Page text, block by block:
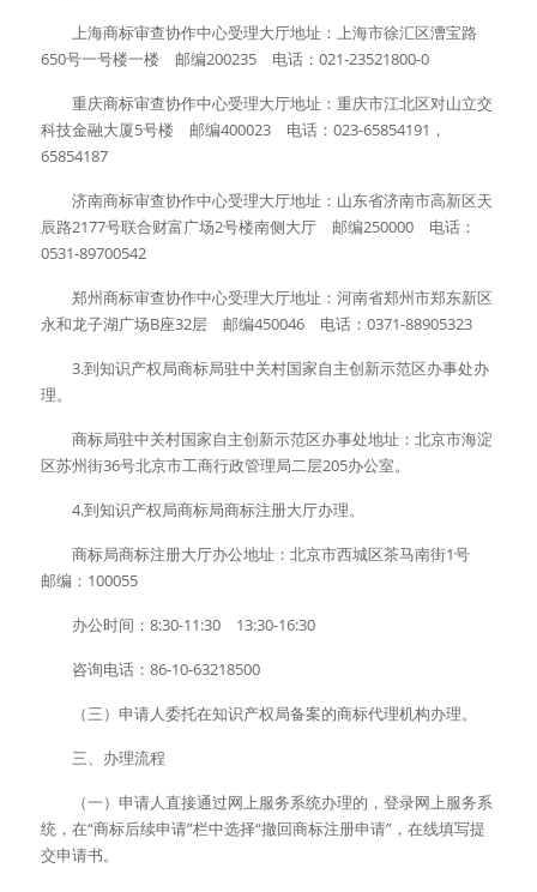
上海商标审查协作中心受理大厅地址：上海市徐汇区漕宝路
650号一号楼一楼　邮编200235　电话：021-23521800-0
重庆商标审查协作中心受理大厅地址：重庆市江北区对山立交
科技金融大厦5号楼　邮编400023　电话：023-65854191，
65854187
济南商标审查协作中心受理大厅地址：山东省济南市高新区天
辰路2177号联合财富广场2号楼南侧大厅　邮编250000　电话：
0531-89700542
郑州商标审查协作中心受理大厅地址：河南省郑州市郑东新区
永和龙子湖广场B座32层　邮编450046　电话：0371-88905323
3.到知识产权局商标局驻中关村国家自主创新示范区办事处办
理。
商标局驻中关村国家自主创新示范区办事处地址：北京市海淀
区苏州街36号北京市工商行政管理局二层205办公室。
4.到知识产权局商标局商标注册大厅办理。
商标局商标注册大厅办公地址：北京市西城区茶马南街1号
邮编：100055
办公时间：8:30-11:30　13:30-16:30
咨询电话：86-10-63218500
（三）申请人委托在知识产权局备案的商标代理机构办理。
三、办理流程
（一）申请人直接通过网上服务系统办理的，登录网上服务系
统，在“商标后续申请”栏中选择“撤回商标注册申请”，在线填写提
交申请书。